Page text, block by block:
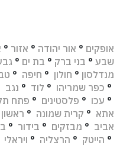
אופקים ° אור יהודה ° אזור °
שבע ° בני ברק ° בת ים °
מנדלסון ° חולון ° חיפה °
° כפר שמריהו ° לוד ° נגב
° עכו ° פלסטינים ° פתח
אתא ° קרית שמונה ° ראשון
אביב ° מבזקים ° בידור °
° הייטק ° הרצליה ° ויראלי